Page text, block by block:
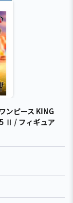
ンピース KING
Ⅱ / フィギュア